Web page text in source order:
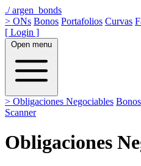
./argen_bonds
> ONs Bonos Portafolios Curvas
[ Login ]
Open menu
> Obligaciones Negociables Bonos
Scanner
Obligaciones